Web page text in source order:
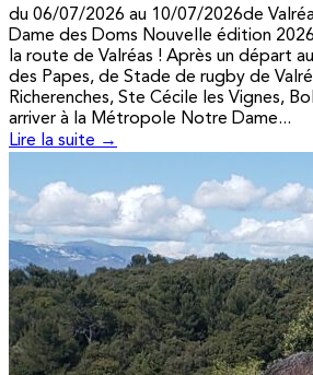
du 06/07/2026 au 10/07/2026de
Dame des Doms Nouvelle édition
la route de Valréas ! Après un départ
des Papes, de Stade de rugby de
Richerenches, Ste Cécile les Vignes,
arriver à la Métropole Notre Dame...
Lire la suite →